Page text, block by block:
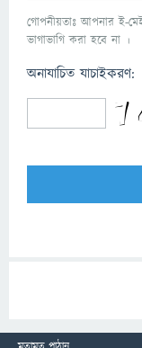
গোপনীয়তাঃ আপনার ই-
ভাগাভাগি করা হবে না ।
অনাযাচিত যাচাইকরণ: